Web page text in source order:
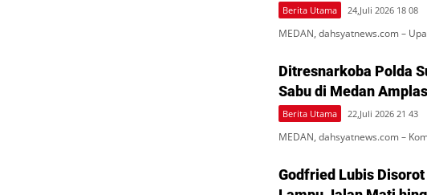
Berita Utama 24,Juli 2026 18 08
MEDAN, dahsyatnews.com –
Ditresnarkoba Polda
Sabu di Medan
Berita Utama 22,Juli 2026 21 43
MEDAN, dahsyatnews.com –
Godfried Lubis